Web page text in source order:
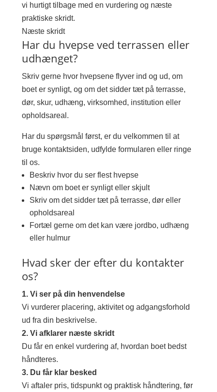
vi hurtigt tilbage med en vurdering og næste
praktiske skridt.
Næste skridt
Har du hvepse ved terrassen eller
udhænget?
Skriv gerne hvor hvepsene flyver ind og ud, om
boet er synligt, og om det sidder tæt på terrasse,
dør, skur, udhæng, virksomhed, institution eller
opholdsareal.
Har du spørgsmål først, er du velkommen til at
bruge kontaktsiden, udfylde formularen eller ringe
til os.
Beskriv hvor du ser flest hvepse
Nævn om boet er synligt eller skjult
Skriv om det sidder tæt på terrasse, dør eller
opholdsareal
Fortæl gerne om det kan være jordbo, udhæng
eller hulmur
Hvad sker der efter du kontakter
os?
1. Vi ser på din henvendelse
Vi vurderer placering, aktivitet og adgangsforhold
ud fra din beskrivelse.
2. Vi afklarer næste skridt
Du får en enkel vurdering af, hvordan boet bedst
håndteres.
3. Du får klar besked
Vi aftaler pris, tidspunkt og praktisk håndtering, før